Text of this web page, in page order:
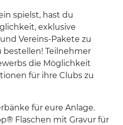
spielst, hast du
exklusive
Vereins-Pakete zu
Teilnehmer
die Möglichkeit
für ihre Clubs zu
für eure Anlage.
Flaschen mit Gravur für